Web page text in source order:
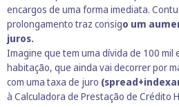
encargos de uma forma imediata.
prolongamento traz consigo um
juros.
Imagine que tem uma dívida de 100 mil
habitação, que ainda vai decorrer por
com uma taxa de juro
à Calculadora de Prestação de Crédito